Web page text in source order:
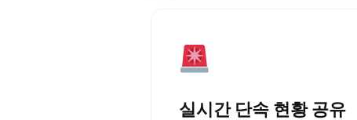
실시간 단속 현황 공유